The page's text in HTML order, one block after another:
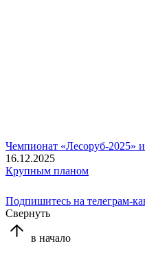
Чемпионат «Лесоруб-2025»
16.12.2025
Крупным планом
Подпишитесь на телеграм-
Свернуть
в начало